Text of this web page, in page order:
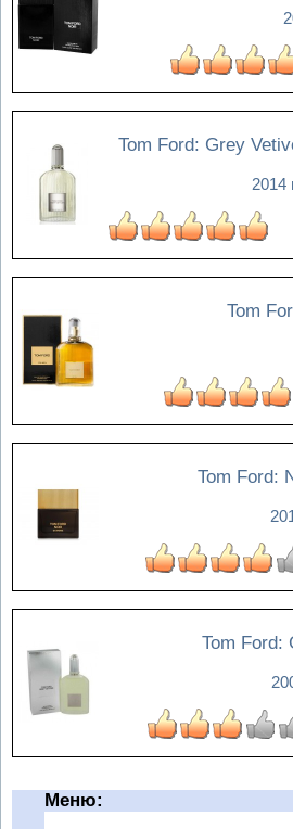
Tom Ford: Grey
2014
Tom
Tom Ford:
Tom Ford:
Меню: